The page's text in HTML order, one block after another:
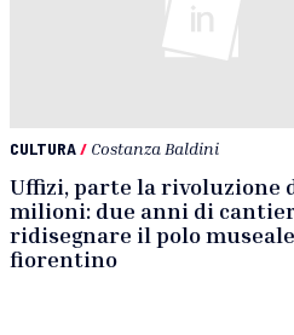
CULTURA/ Costanza Baldini
Uffizi, parte la rivoluzione
milioni: due anni di
ridisegnare il polo museale
fiorentino